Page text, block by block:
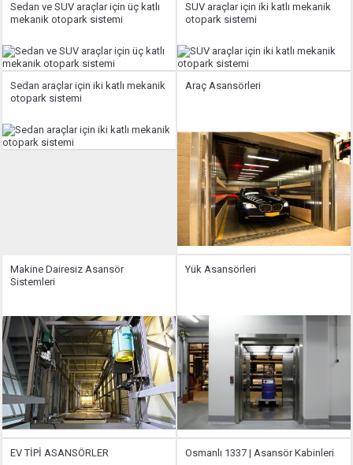
Sedan ve SUV araçlar için üç katlı
mekanik otopark sistemi
SUV araçlar için iki katlı mekanik
otopark sistemi
Sedan araçlar için iki katlı mekanik
otopark sistemi
Araç Asansörleri
Makine Dairesiz Asansör
Sistemleri
Yük Asansörleri
EV TİPİ ASANSÖRLER Osmanlı 1337 | Asansör Kabinleri